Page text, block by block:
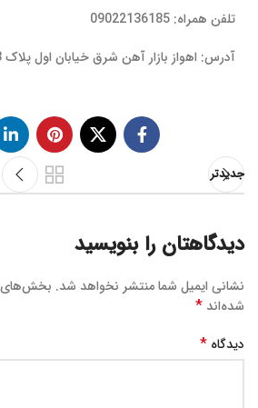
تلفن همراه: 09022136185
آدرس: اهواز بازار آهن شرق خیابان اول پلاک 143
جدیدتر
دیدگاهتان را بنویسید
نشانی ایمیل شما منتشر نخواهد شد. بخش‌های
شده‌اند *
دیدگاه *